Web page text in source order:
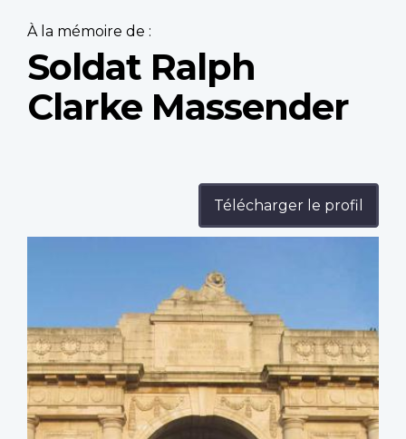
À la mémoire de :
Soldat Ralph
Clarke Massender
Télécharger le profil